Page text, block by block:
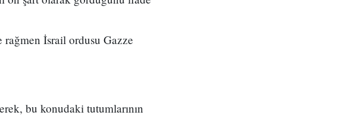
İsrail ordusu Gazze
bu konudaki tutumlarının